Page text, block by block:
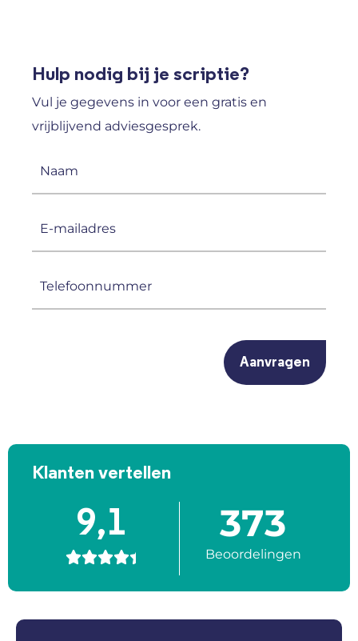
Hulp nodig bij je scriptie?
Vul je gegevens in voor een gratis en
vrijblijvend adviesgesprek.
Klanten vertellen
9,1

373
Beoordelingen